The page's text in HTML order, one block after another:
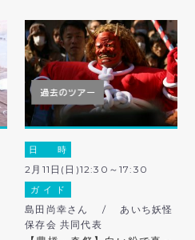
日 時
2月11日(日)12:30～17:30
ガ イ ド
島田尚幸さん / あいち妖怪
保存会 共同代表